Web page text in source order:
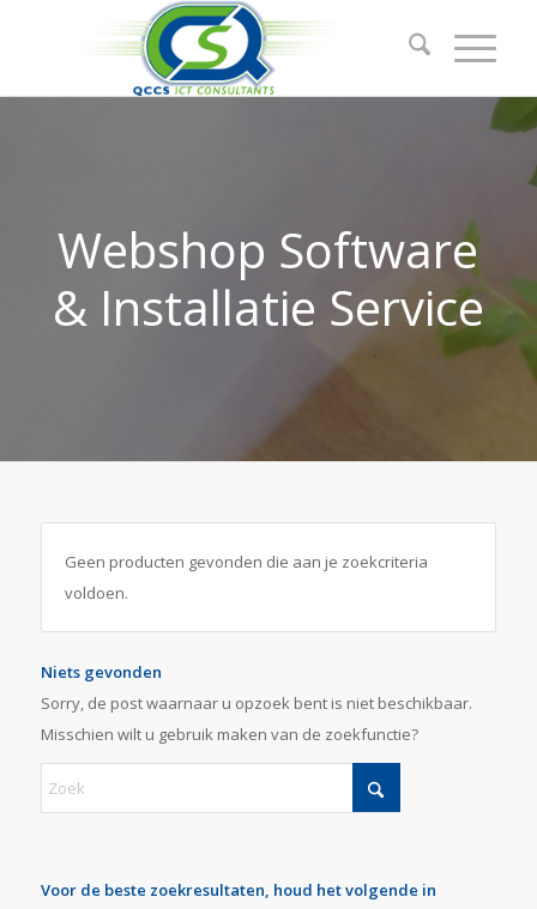
Webshop Software
& Installatie Service
Geen producten gevonden die aan je zoekcriteria
voldoen.
Niets gevonden
Sorry, de post waarnaar u opzoek bent is niet beschikbaar.
Misschien wilt u gebruik maken van de zoekfunctie?
Voor de beste zoekresultaten, houd het volgende in